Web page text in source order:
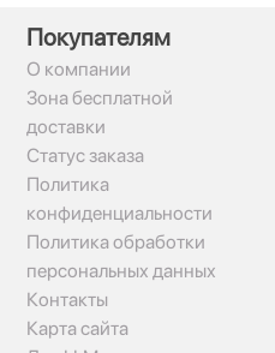
Покупателям
О компании
Зона бесплатной
доставки
Статус заказа
Политика
конфиденциальности
Политика обработки
персональных данных
Контакты
Карта сайта